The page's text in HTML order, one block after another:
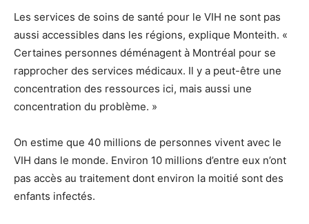
Les services de soins de santé pour le VIH ne sont pas
aussi accessibles dans les régions, explique Monteith. «
Certaines personnes déménagent à Montréal pour se
rapprocher des services médicaux. Il y a peut-être une
concentration des ressources ici, mais aussi une
concentration du problème. »
On estime que 40 millions de personnes vivent avec le
VIH dans le monde. Environ 10 millions d’entre eux n’ont
pas accès au traitement dont environ la moitié sont des
enfants infectés.